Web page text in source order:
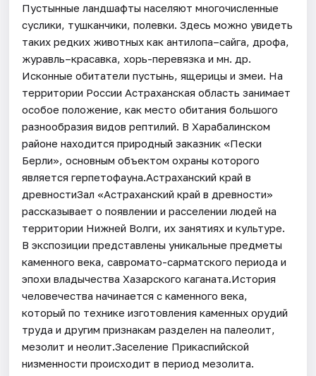
Пустынные ландшафты населяют многочисленные
суслики, тушканчики, полевки. Здесь можно увидеть
таких редких животных как антилопа–сайга, дрофа,
журавль–красавка, хорь-перевязка и мн. др.
Исконные обитатели пустынь, ящерицы и змеи. На
территории России Астраханская область занимает
особое положение, как место обитания большого
разнообразия видов рептилий. В Харабалинском
районе находится природный заказник «Пески
Берли», основным объектом охраны которого
является герпетофауна.Астраханский край в
древностиЗал «Астраханский край в древности»
рассказывает о появлении и расселении людей на
территории Нижней Волги, их занятиях и культуре.
В экспозиции представлены уникальные предметы
каменного века, савромато-сарматского периода и
эпохи владычества Хазарского каганата.История
человечества начинается с каменного века,
который по технике изготовления каменных орудий
труда и другим признакам разделен на палеолит,
мезолит и неолит.Заселение Прикаспийской
низменности происходит в период мезолита.